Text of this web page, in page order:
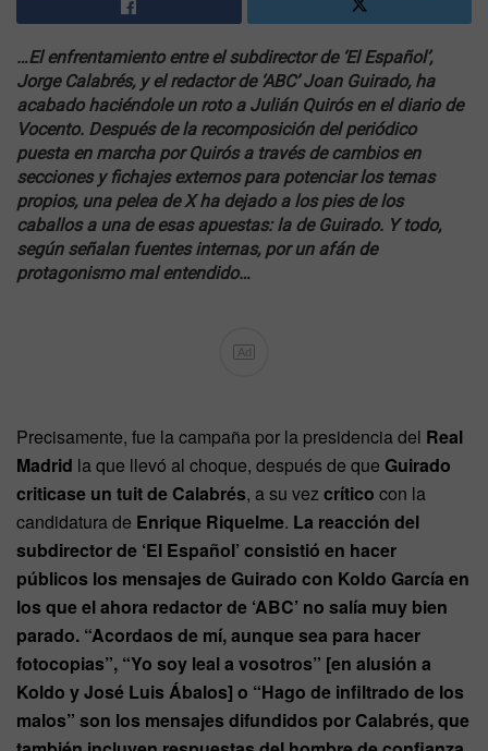
…El enfrentamiento entre el subdirector de ‘El Español’,
Jorge Calabrés, y el redactor de ‘ABC’ Joan Guirado, ha
acabado haciéndole un roto a Julián Quirós en el diario de
Vocento. Después de la recomposición del periódico
puesta en marcha por Quirós a través de cambios en
secciones y fichajes externos para potenciar los temas
propios, una pelea de X ha dejado a los pies de los
caballos a una de esas apuestas: la de Guirado. Y todo,
según señalan fuentes internas, por un afán de
protagonismo mal entendido…
Ad
Precisamente, fue la campaña por la presidencia del Real
Madrid la que llevó al choque, después de que Guirado
criticase un tuit de Calabrés, a su vez crítico con la
candidatura de Enrique Riquelme. La reacción del
subdirector de ‘El Español’ consistió en hacer
públicos los mensajes de Guirado con Koldo García en
los que el ahora redactor de ‘ABC’ no salía muy bien
parado. “Acordaos de mí, aunque sea para hacer
fotocopias”, “Yo soy leal a vosotros” [en alusión a
Koldo y José Luis Ábalos] o “Hago de infiltrado de los
malos” son los mensajes difundidos por Calabrés, que